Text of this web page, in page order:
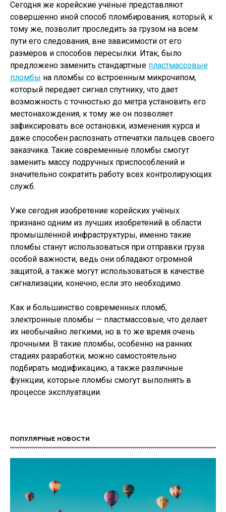
Сегодня же корейские учёные представляют
совершенно иной способ пломбирования, который, к
тому же, позволит проследить за грузом на всем
пути его следования, вне зависимости от его
размеров и способов пересылки. Итак, было
предложено заменить стандартные пластмассовые
пломбы на пломбы со встроенным микрочипом,
который передает сигнал спутнику, что дает
возможность с точностью до метра установить его
местонахождения, к тому же он позволяет
зафиксировать все остановки, изменения курса и
даже способен распознать отпечатки пальцев своего
заказчика. Такие современные пломбы смогут
заменить массу подручных приспособлений и
значительно сократить работу всех контролирующих
служб.
Уже сегодня изобретение корейских учёных
признано одним из лучших изобретений в области
промышленной инфраструктуры, именно такие
пломбы станут использоваться при отправки груза
особой важности, ведь они обладают огромной
защитой, а также могут использоваться в качестве
сигнализации, конечно, если это необходимо.
Как и большинство современных пломб,
электронные пломбы — пластмассовые, что делает
их необычайно легкими, но в то же время очень
прочными. В такие пломбы, особенно на ранних
стадиях разработки, можно самостоятельно
подбирать модификацию, а также различные
функции, которые пломбы смогут выполнять в
процессе эксплуатации.
ПОПУЛЯРНЫЕ НОВОСТИ